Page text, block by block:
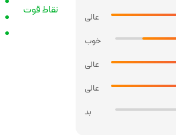
عالی
خوب
عالی
عالی
بد
نقاط قوت